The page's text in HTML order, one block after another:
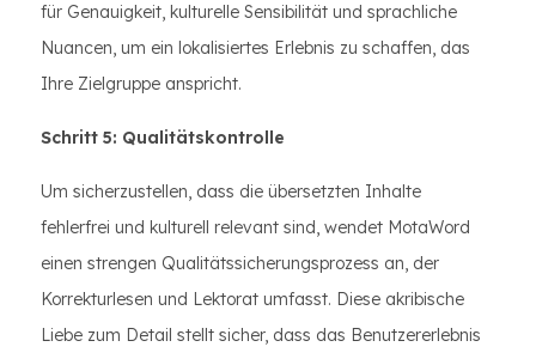
für Genauigkeit, kulturelle Sensibilität und sprachliche
Nuancen, um ein lokalisiertes Erlebnis zu schaffen, das
Ihre Zielgruppe anspricht.
Schritt 5: Qualitätskontrolle
Um sicherzustellen, dass die übersetzten Inhalte
fehlerfrei und kulturell relevant sind, wendet MotaWord
einen strengen Qualitätssicherungsprozess an, der
Korrekturlesen und Lektorat umfasst. Diese akribische
Liebe zum Detail stellt sicher, dass das Benutzererlebnis